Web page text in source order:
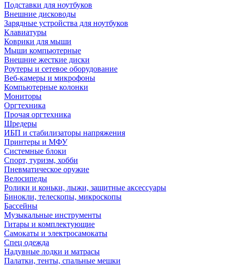
Подставки для ноутбуков
Внешние дисководы
Зарядные устройства для ноутбуков
Клавиатуры
Коврики для мыши
Мыши компьютерные
Внешние жесткие диски
Роутеры и сетевое оборудование
Веб-камеры и микрофоны
Компьютерные колонки
Мониторы
Оргтехника
Прочая оргтехника
Шредеры
ИБП и стабилизаторы напряжения
Принтеры и МФУ
Системные блоки
Спорт, туризм, хобби
Пневматическое оружие
Велосипеды
Ролики и коньки, лыжи, защитные аксессуары
Бинокли, телескопы, микроскопы
Бассейны
Музыкальные инструменты
Гитары и комплектующие
Самокаты и электросамокаты
Спец одежда
Надувные лодки и матрасы
Палатки, тенты, спальные мешки